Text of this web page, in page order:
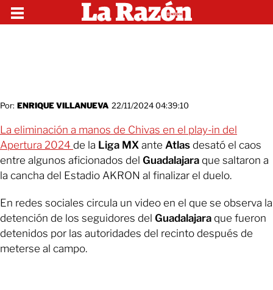
Por: ENRIQUE VILLANUEVA 22/11/2024 04:39:10
La eliminación a manos de Chivas en el play-in del
Apertura 2024 de la Liga MX ante Atlas desató el caos
entre algunos aficionados del Guadalajara que saltaron a
la cancha del Estadio AKRON al finalizar el duelo.
En redes sociales circula un video en el que se observa la
detención de los seguidores del Guadalajara que fueron
detenidos por las autoridades del recinto después de
meterse al campo.